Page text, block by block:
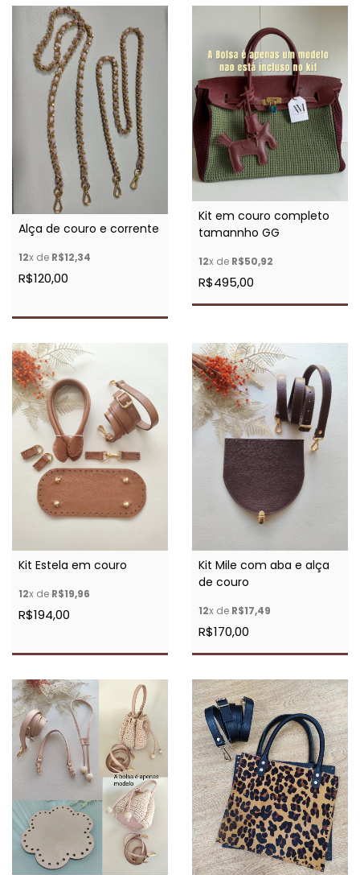
Alça de couro e corrente
12x de R$12,34
R$120,00
Kit em couro completo
tamannho GG
12x de R$50,92
R$495,00
Kit Estela em couro
12x de R$19,96
R$194,00
Kit Mile com aba e alça
de couro
12x de R$17,49
R$170,00